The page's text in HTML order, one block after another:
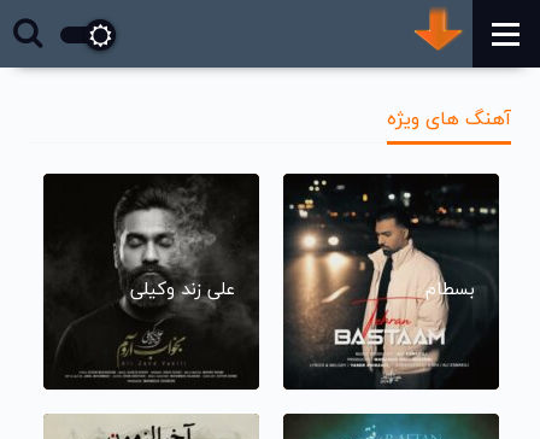
آهنگ های ویژه
بسطام علی زند وکیلی